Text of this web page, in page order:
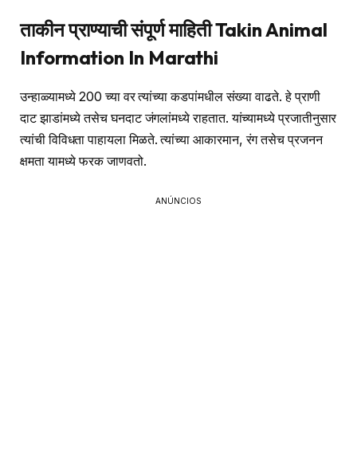
ताकीन प्राण्याची संपूर्ण माहिती Takin Animal
Information In Marathi
उन्हाळ्यामध्ये 200 च्या वर त्यांच्या कडपांमधील संख्या वाढते. हे प्राणी
दाट झाडांमध्ये तसेच घनदाट जंगलांमध्ये राहतात. यांच्यामध्ये प्रजातीनुसार
त्यांची विविधता पाहायला मिळते. त्यांच्या आकारमान, रंग तसेच प्रजनन
क्षमता यामध्ये फरक जाणवतो.
ANÚNCIOS